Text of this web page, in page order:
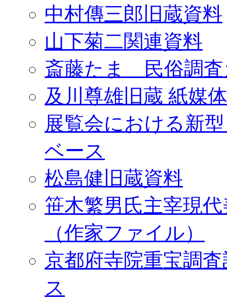
中村傳三郎旧蔵資料
山下菊二関連資料
斎藤たま 民俗調査
及川尊雄旧蔵 紙媒
展覧会における新
ベース
松島健旧蔵資料
笹木繁男氏主宰現
（作家ファイル）
京都府寺院重宝調
ス